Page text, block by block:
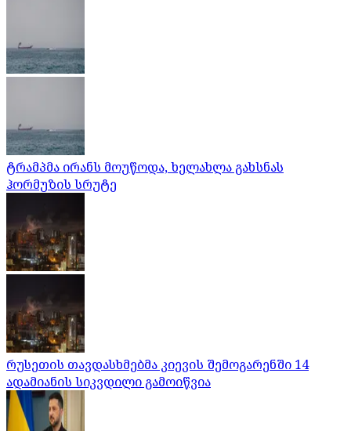
ტრამპმა ირანს მოუწოდა, ხელახლა გახსნას
ჰორმუზის სრუტე
რუსეთის თავდასხმებმა კიევის შემოგარენში 14
ადამიანის სიკვდილი გამოიწვია